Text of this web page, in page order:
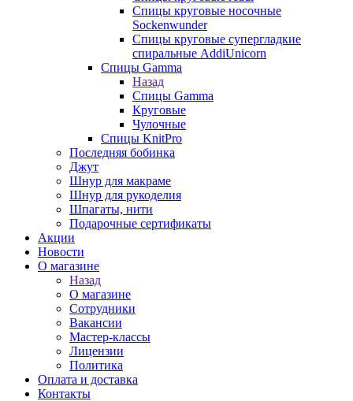
Спицы круговые носочные
Sockenwunder
Спицы круговые супергладкие
спиральные AddiUnicorn
Спицы Gamma
Назад
Спицы Gamma
Круговые
Чулочные
Спицы KnitPro
Последняя бобинка
Джут
Шнур для макраме
Шнур для рукоделия
Шпагаты, нити
Подарочные сертификаты
Акции
Новости
О магазине
Назад
О магазине
Сотрудники
Вакансии
Мастер-классы
Лицензии
Политика
Оплата и доставка
Контакты